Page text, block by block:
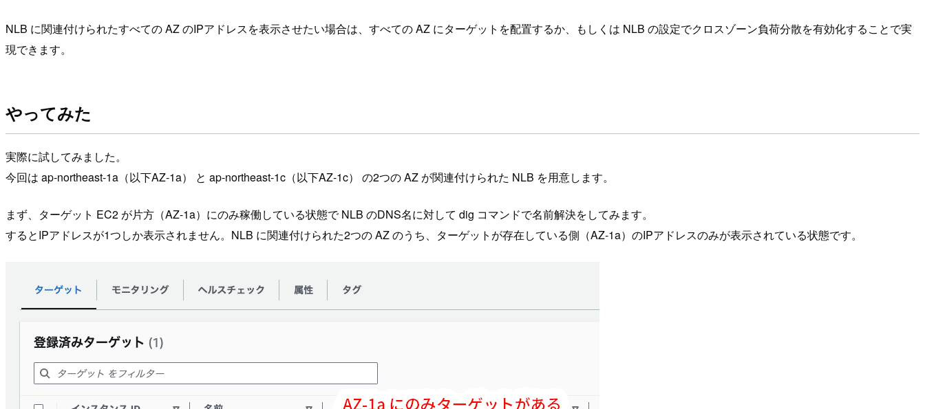
NLB に関連付けられたすべての AZ のIPアドレスを表示させたい場合は、すべての AZ にターゲットを配置するか、もしくは NLB の設定でクロスゾーン負荷分散を有効化することで実
現できます。
やってみた
実際に試してみました。
今回は ap-northeast-1a（以下AZ-1a） と ap-northeast-1c（以下AZ-1c） の2つの AZ が関連付けられた NLB を用意します。
まず、ターゲット EC2 が片方（AZ-1a）にのみ稼働している状態で NLB のDNS名に対して dig コマンドで名前解決をしてみます。
するとIPアドレスが1つしか表示されません。NLB に関連付けられた2つの AZ のうち、ターゲットが存在している側（AZ-1a）のIPアドレスのみが表示されている状態です。